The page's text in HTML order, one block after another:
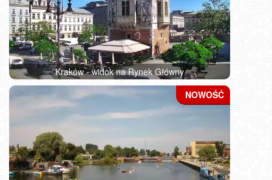
Kraków - widok na Rynek Główny